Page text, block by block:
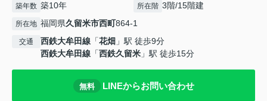
築年数 築10年 所在階 3階/15階建
所在地 福岡県久留米市西町864-1
交通 西鉄大牟田線 「花畑 」駅 徒歩9分
西鉄大牟田線 「西鉄久留米 」駅 徒歩15分
無料 LINEからお問い合わせ